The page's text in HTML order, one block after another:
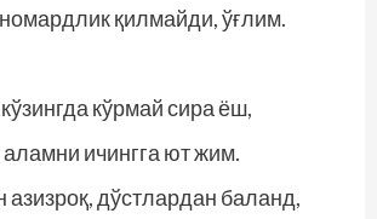
қилмайди, ўғлим.
кўрмай сира ёш,
ичингга ют жим.
азизроқ, дўстлардан баланд,